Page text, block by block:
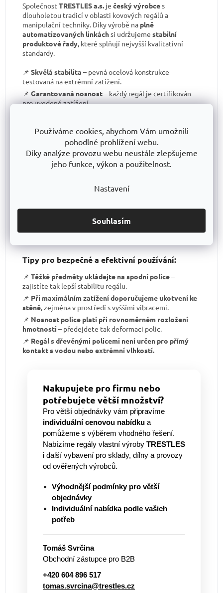
Používáme cookies, abychom Vám umožnili
pohodlné prohlížení webu.
Díky analýze provozu webu neustále zlepšujeme
jeho funkce, výkon a použitelnost.
Nastavení
Souhlasím
Společnost TRESTLES a.s. je český výrobces
dlouholetou tradicí v oblasti kovových regálů a
manipulační techniky. Díky výrobě na plně
automatizovaných linkáchsi udržujeme stabilní
produktové řady, které splňují nejvyšší kvalitativní
standardy.
📌 Skvělá stabilita – pevná ocelová konstrukce
testovaná na extrémní zatížení.
📌 Garantovaná nosnost– každý regál je certifikován
pro uvedené zatížení.
Bezkonkurenční poměr kvalita/cena– výborné
zpracování za férovou cenu.
📌Podpora české výroby– investujeme do lokální
produkce a technologického pokroku.
spolehněte se, že vaše skladové řešení bude
S TRESTLESsi pořizujete nejenspolehlivý regál, ale i
záruku kvality a dlouhodobé dostupnosti produktů
Tipy pro bezpečné a efektivní používání:
📌 Těžké předměty ukládejte na spodní police–
zajistíte tak lepší stabilitu regálu.
📌 Při maximálním zatížení doporučujeme ukotvení ke
stěně, zejména v prostředí s vyššími vibracemi.
📌 Nosnost police platí při rovnoměrném rozložení
hmotnosti – předejdete tak deformaci polic.
📌 Regál s dřevěnými policemi není určen pro přímý
kontakt s vodou nebo extrémní vlhkostí.
Nakupujete pro firmu nebo
potřebujete větší množství?
Pro větší objednávky vám připravíme
individuální cenovou nabídku a
pomůžeme s výběrem vhodného řešení.
Nabízíme regály vlastní výroby TRESTLES
i další vybavení pro sklady, dílny a provozy
od ověřených výrobců.
Výhodnější podmínky pro větší
objednávky
Individuální nabídka podle vašich
potřeb
Tomáš Svrčina
Obchodní zástupce pro B2B
+420 604 896 517
tomas.svrcina@trestles.cz